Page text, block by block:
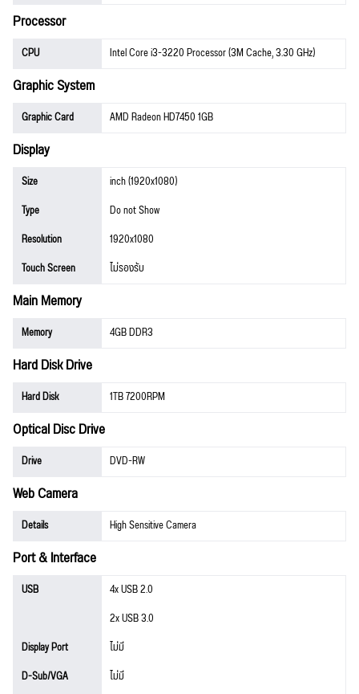
Processor
CPU Intel Core i3-3220 Processor (3M Cache, 3.30 GHz)
Graphic System
Graphic Card AMD Radeon HD7450 1GB
Display
Size
inch (1920x1080)
Type
Do not Show
Resolution
1920x1080
Touch Screen
ไม่รองรับ
Main Memory
Memory 4GB DDR3
Hard Disk Drive
Hard Disk 1TB 7200RPM
Optical Disc Drive
Drive DVD-RW
Web Camera
Details High Sensitive Camera
Port & Interface
USB
4x USB 2.0
2x USB 3.0
Display Port
ไม่มี
D-Sub/VGA
ไม่มี